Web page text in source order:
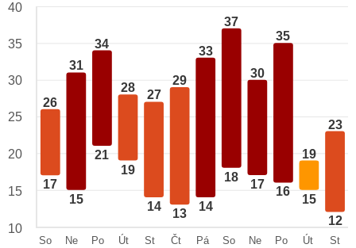
26
17
31
15
34
21
28
19
27
14
29
13
33
14
37
18
30
17
35
16
19
15
23
12
40
35
30
25
20
15
10
So
Ne
Po
Út
St
Čt
Pá
So
Ne
Po
Út
St